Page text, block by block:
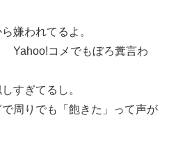
嫌われてるよ。
Yahoo!コメでもぼろ糞言わ
すぎてるし。
周りでも「飽きた」って声が